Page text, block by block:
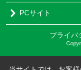
PCサイト
プライバ